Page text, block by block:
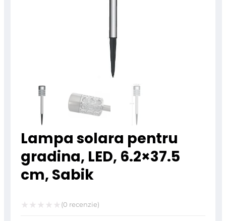
Lampa solara pentru
gradina, LED, 6.2×37.5
cm, Sabik
(0 recenzie)